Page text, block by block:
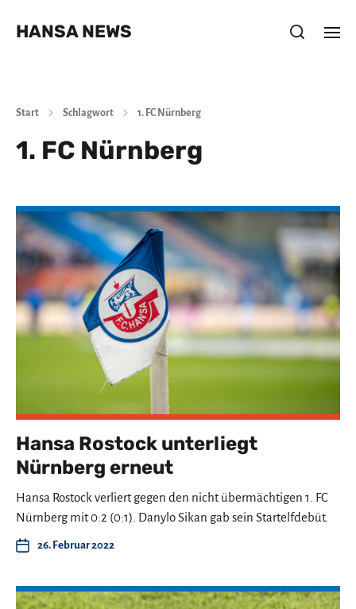
HANSA NEWS
Start Schlagwort 1. FC Nürnberg
1. FC Nürnberg
Hansa Rostock unterliegt
Nürnberg erneut
Hansa Rostock verliert gegen den nicht übermächtigen 1. FC
Nürnberg mit 0:2 (0:1). Danylo Sikan gab sein Startelfdebüt.
26. Februar 2022